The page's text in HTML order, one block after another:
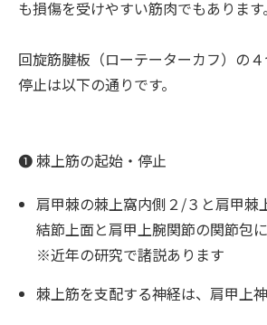
も損傷を受けやすい筋肉でもあります。
回旋筋腱板（ローテーターカフ）の
停止は以下の通りです。
❶ 棘上筋の起始・停止
肩甲棘の棘上窩内側２/３と肩甲棘
結節上面と肩甲上腕関節の関節包
※近年の研究で諸説あります
棘上筋を支配する神経は、肩甲上神